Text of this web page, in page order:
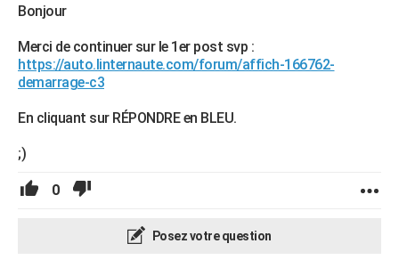
Bonjour
Merci de continuer sur le 1er post svp :
https://auto.linternaute.com/forum/affich-166762-
demarrage-c3
En cliquant sur RÉPONDRE en BLEU.
;)
0
Posez votre question